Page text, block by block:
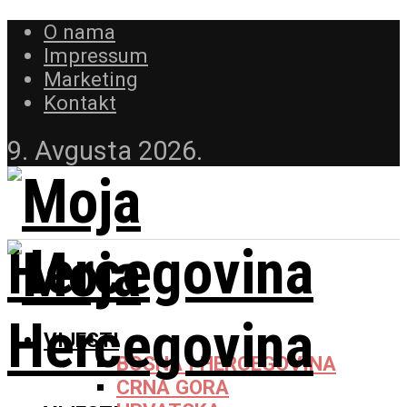
O nama
Impressum
Marketing
Kontakt
9. Avgusta 2026.
VIJESTI
BOSNA I HERCEGOVINA
CRNA GORA